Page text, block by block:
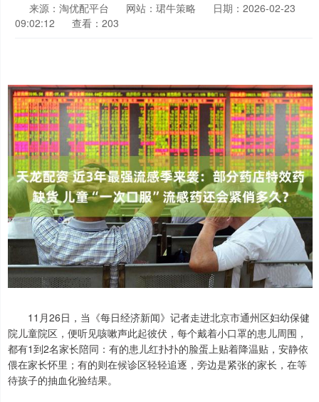
来源：淘优配平台 网站：珺牛策略
日期：2026-02-23
09:02:12
查看：203
11月26日，当《每日经济新闻》记者走进北京市通州区妇幼保健
院儿童院区，便听见咳嗽声此起彼伏，每个戴着小口罩的患儿周围，
都有1到2名家长陪同：有的患儿红扑扑的脸蛋上贴着降温贴，安静依
偎在家长怀里；有的则在候诊区轻轻追逐，旁边是紧张的家长，在等
待孩子的抽血化验结果。